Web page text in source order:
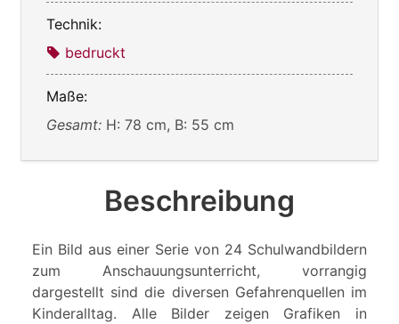
Technik:
bedruckt
Maße:
Gesamt: H: 78 cm, B: 55 cm
Beschreibung
Ein Bild aus einer Serie von 24 Schulwandbildern
zum Anschauungsunterricht, vorrangig
dargestellt sind die diversen Gefahrenquellen im
Kinderalltag. Alle Bilder zeigen Grafiken in